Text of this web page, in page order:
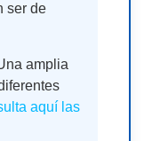
ser de
amplia
aquí las